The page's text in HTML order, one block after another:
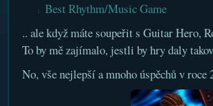
Best Rhythm/Music Game
.. ale když máte soupeřit s Guitar Hero,
To by mě zajímalo, jestli by hry daly
No, vše nejlepší a mnoho úspěchů v